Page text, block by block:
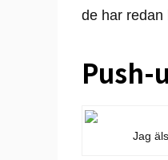
de har redan
Push-
Jag